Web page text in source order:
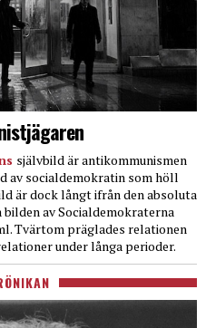
självbild är antikommunismen
av socialdemokratin som höll
är dock långt ifrån den absoluta
av Socialdemokraterna
Tvärtom präglades relationen
under långa perioder.